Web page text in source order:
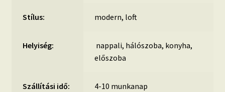
Stílus: modern, loft
Helyiség:
nappali, hálószoba, konyha,
előszoba
Szállítási idő: 4-10 munkanap